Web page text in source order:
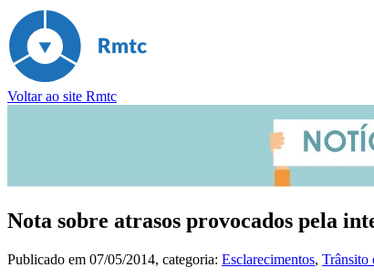
Voltar ao site Rmtc
Nota sobre atrasos provocados pela
Publicado em 07/05/2014, categoria: Esclarecimentos, Trânsito